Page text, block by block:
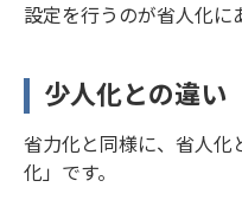
設定を行うのが省人化に
少人化との違い
省力化と同様に、省人化
化」です。